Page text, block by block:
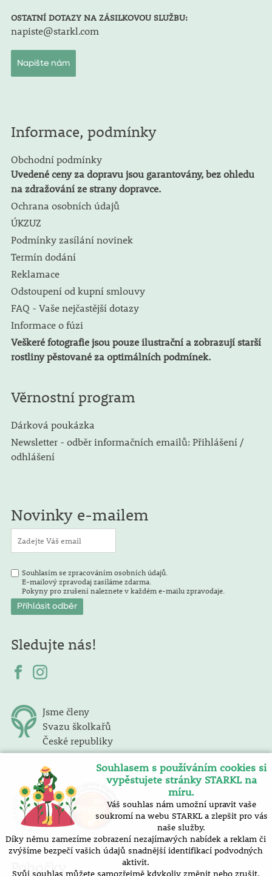
OSTATNÍ DOTAZY NA ZÁSILKOVOU SLUŽBU:
napiste@starkl.com
Napište nám
Informace, podmínky
Obchodní podmínky
Uvedené ceny za dopravu jsou garantovány, bez ohledu
na zdražování ze strany dopravce.
Ochrana osobních údajů
ÚKZUZ
Podmínky zasílání novinek
Termín dodání
Reklamace
Odstoupení od kupní smlouvy
FAQ - Vaše nejčastější dotazy
Informace o fúzi
Veškeré fotografie jsou pouze ilustrační a zobrazují starší
rostliny pěstované za optimálních podmínek.
Věrnostní program
Dárková poukázka
Newsletter - odběr informačních emailů: Přihlášení /
odhlášení
Novinky e-mailem
Souhlasím se zpracováním osobních údajů.
E-mailový zpravodaj zasíláme zdarma.
Pokyny pro zrušení naleznete v každém e-mailu zpravodaje.
Sledujte nás!
Jsme členy
Svazu školkařů
České republiky
Pobočky
Souhlasem s používáním cookies si
vypěstujete stránky STARKL na
míru.
Váš souhlas nám umožní upravit vaše
soukromí na webu STARKL a zlepšit pro vás
naše služby.
Díky němu zamezíme zobrazení nezajímavých nabídek a reklam či
zvýšíme bezpečí vašich údajů snadnější identifikací podvodných
aktivit.
Svůj souhlas můžete samozřejmě kdykoliv změnit nebo zrušit.